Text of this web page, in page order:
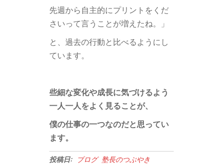
先週から自主的にプリントをくだ
さいって言うことが増えたね。」
と、過去の行動と比べるようにし
ています。
些細な変化や成長に気づけるよう
一人一人をよく見ることが、
僕の仕事の一つなのだと思ってい
ます。
投稿日: ブログ 塾長のつぶやき